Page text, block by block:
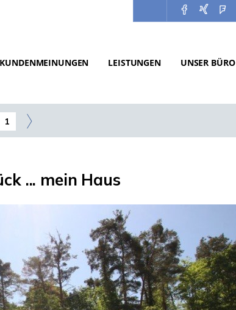
KUNDENMEINUNGEN LEISTUNGEN UNSER BÜRO
1
... mein Haus